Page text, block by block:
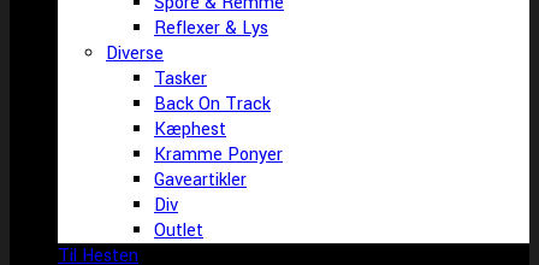
Reflexer & Lys
Diverse
Tasker
Back On Track
Kæphest
Kramme Ponyer
Gaveartikler
Div
Outlet
Til Hesten